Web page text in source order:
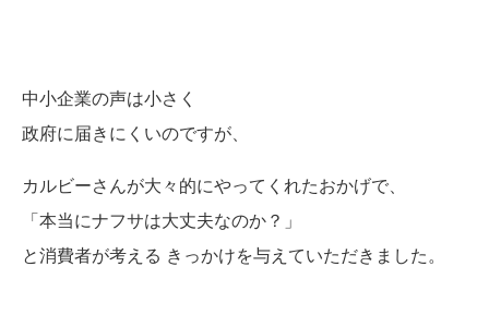
中小企業の声は小さく
政府に届きにくいのですが、
カルビーさんが大々的にやってくれたおかげで、
「本当にナフサは大丈夫なのか？」
と消費者が考える きっかけを与えていただきました。